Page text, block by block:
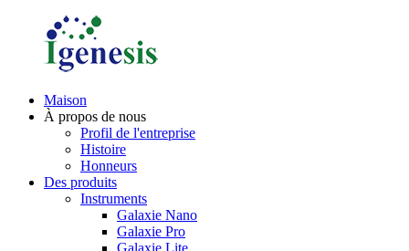
Maison
À propos de nous
Profil de l'entreprise
Histoire
Honneurs
Des produits
Instruments
Galaxie Nano
Galaxie Pro
Galaxie Lite